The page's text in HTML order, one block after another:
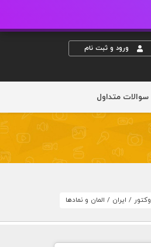
ورود و ثبت نام
سوالات متداول
وکتور / ایران / المان و نمادها